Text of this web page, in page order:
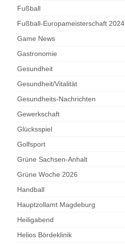
Fußball
Fußball-Europameisterschaft 2024
Game News
Gastronomie
Gesundheit
Gesundheit/Vitalität
Gesundheits-Nachrichten
Gewerkschaft
Glücksspiel
Golfsport
Grüne Sachsen-Anhalt
Grüne Woche 2026
Handball
Hauptzollamt Magdeburg
Heiligabend
Helios Bördeklinik